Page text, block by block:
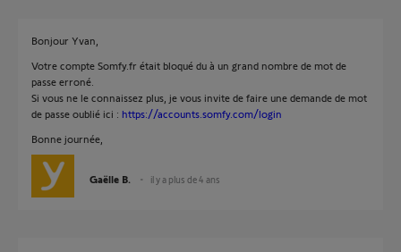
Bonjour Yvan,
Votre compte Somfy.fr était bloqué du à un grand nombre de mot de
passe erroné.
Si vous ne le connaissez plus, je vous invite de faire une demande de mot
de passe oublié ici : https://accounts.somfy.com/login
Bonne journée,
Gaëlle B. il y a plus de 4 ans